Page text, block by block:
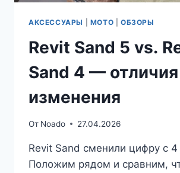
АКСЕССУАРЫ МОТО ОБЗОРЫ
Revit Sand 5 vs.
Sand 4 —
изменения⁠⁠
От Noado 27.04.2026
Revit Sand сменили цифру с 4
Положим рядом и сравним,